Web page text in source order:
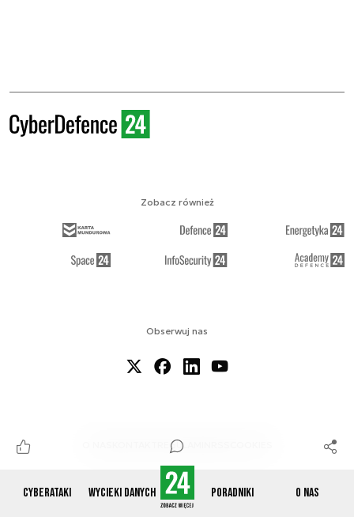
Cyberataki Wycieki danych Poradniki O nas
Obserwuj nas
REGULAMIN
Zobacz również